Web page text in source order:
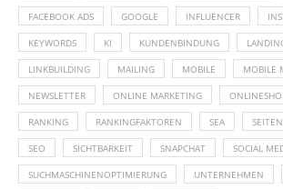
FACEBOOK ADS GOOGLE INFLUENCER
KEYWORDS KI KUNDENBINDUNG
LINKBUILDING MAILING MOBILE MOBILE
NEWSLETTER ONLINE MARKETING
RANKING RANKINGFAKTOREN SEA
SEO SICHTBARKEIT SNAPCHAT SOCIAL
SUCHMASCHINENOPTIMIERUNG UNTERNEHMEN